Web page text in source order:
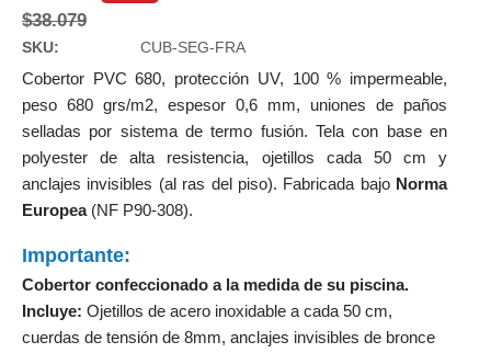
$38.079
SKU: CUB-SEG-FRA
Cobertor PVC 680, protección UV, 100 % impermeable,
peso 680 grs/m2, espesor 0,6 mm, uniones de paños
selladas por sistema de termo fusión. Tela con base en
polyester de alta resistencia, ojetillos cada 50 cm y
anclajes invisibles (al ras del piso). Fabricada bajo Norma
Europea(NF P90-308).
Importante:
Cobertor confeccionado a la medida de su piscina.
Incluye: Ojetillos de acero inoxidable a cada 50 cm,
cuerdas de tensión de 8mm, anclajes invisibles de bronce